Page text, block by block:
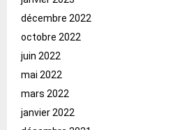
décembre 2022
octobre 2022
juin 2022
mai 2022
mars 2022
janvier 2022